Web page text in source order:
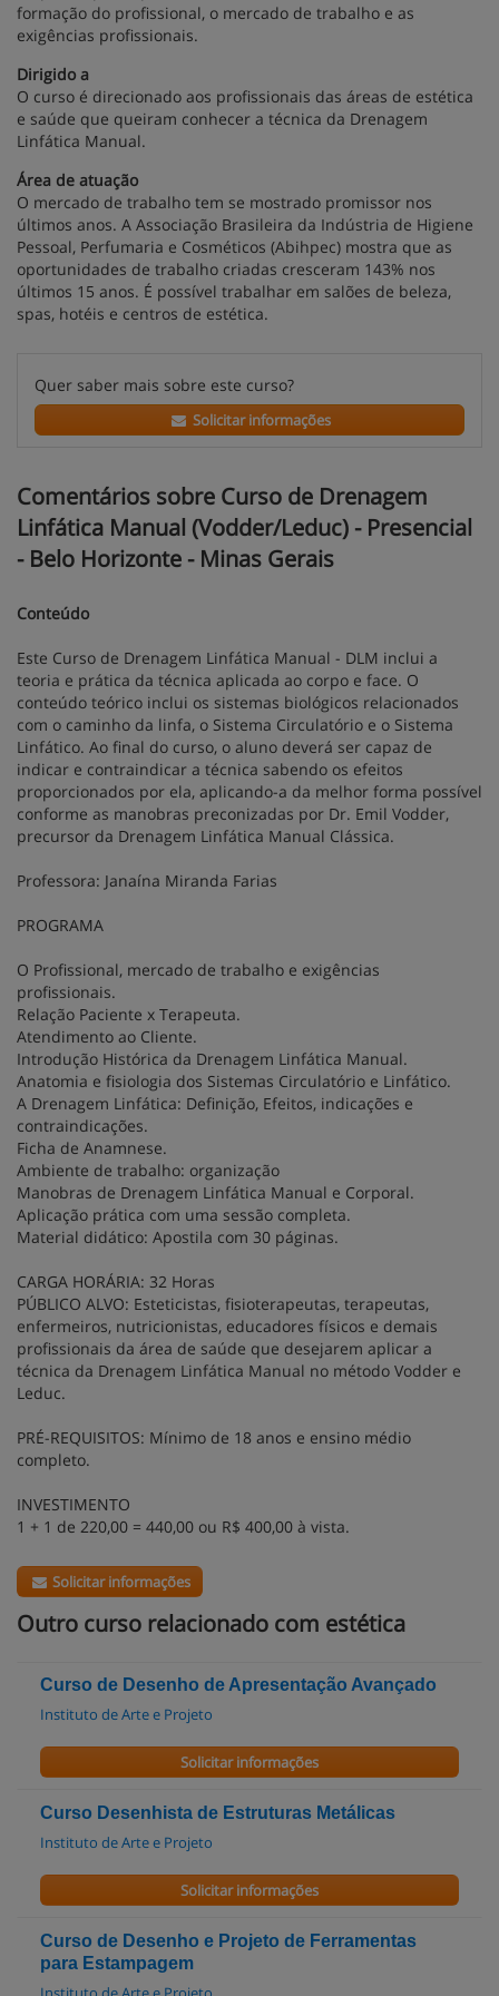
formação do profissional, o mercado de trabalho e as
exigências profissionais.
Dirigido a
O curso é direcionado aos profissionais das áreas de estética
e saúde que queiram conhecer a técnica da Drenagem
Linfática Manual.
Área de atuação
O mercado de trabalho tem se mostrado promissor nos
últimos anos. A Associação Brasileira da Indústria de Higiene
Pessoal, Perfumaria e Cosméticos (Abihpec) mostra que as
oportunidades de trabalho criadas cresceram 143% nos
últimos 15 anos. É possível trabalhar em salões de beleza,
spas, hotéis e centros de estética.
Quer saber mais sobre este curso?
Solicitar informações
Comentários sobre Curso de Drenagem
Linfática Manual (Vodder/Leduc) - Presencial
- Belo Horizonte - Minas Gerais
Conteúdo
Este Curso de Drenagem Linfática Manual - DLM inclui a
teoria e prática da técnica aplicada ao corpo e face. O
conteúdo teórico inclui os sistemas biológicos relacionados
com o caminho da linfa, o Sistema Circulatório e o Sistema
Linfático. Ao final do curso, o aluno deverá ser capaz de
indicar e contraindicar a técnica sabendo os efeitos
proporcionados por ela, aplicando-a da melhor forma possível
conforme as manobras preconizadas por Dr. Emil Vodder,
precursor da Drenagem Linfática Manual Clássica.
Professora: Janaína Miranda Farias
PROGRAMA
O Profissional, mercado de trabalho e exigências
profissionais.
Relação Paciente x Terapeuta.
Atendimento ao Cliente.
Introdução Histórica da Drenagem Linfática Manual.
Anatomia e fisiologia dos Sistemas Circulatório e Linfático.
A Drenagem Linfática: Definição, Efeitos, indicações e
contraindicações.
Ficha de Anamnese.
Ambiente de trabalho: organização
Manobras de Drenagem Linfática Manual e Corporal.
Aplicação prática com uma sessão completa.
Material didático: Apostila com 30 páginas.
CARGA HORÁRIA: 32 Horas
PÚBLICO ALVO: Esteticistas, fisioterapeutas, terapeutas,
enfermeiros, nutricionistas, educadores físicos e demais
profissionais da área de saúde que desejarem aplicar a
técnica da Drenagem Linfática Manual no método Vodder e
Leduc.
PRÉ-REQUISITOS: Mínimo de 18 anos e ensino médio
completo.
INVESTIMENTO
1 + 1 de 220,00 = 440,00 ou R$ 400,00 à vista.
Solicitar informações
Outro curso relacionado com estética
Curso de Desenho de Apresentação Avançado
Instituto de Arte e Projeto
Solicitar informações
Curso Desenhista de Estruturas Metálicas
Instituto de Arte e Projeto
Solicitar informações
Curso de Desenho e Projeto de Ferramentas
para Estampagem